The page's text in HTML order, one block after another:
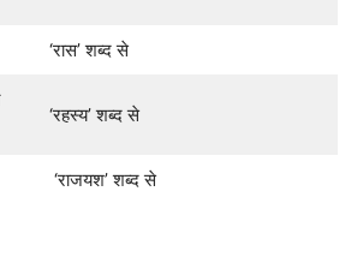
‘रास’ शब्द से
‘रहस्य’ शब्द से
‘राजयश’ शब्द से